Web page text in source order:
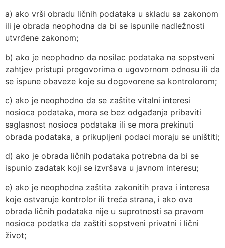
a) ako vrši obradu ličnih podataka u skladu sa zakonom
ili je obrada neophodna da bi se ispunile nadležnosti
utvrđene zakonom;
b) ako je neophodno da nosilac podataka na sopstveni
zahtjev pristupi pregovorima o ugovornom odnosu ili da
se ispune obaveze koje su dogovorene sa kontrolorom;
c) ako je neophodno da se zaštite vitalni interesi
nosioca podataka, mora se bez odgađanja pribaviti
saglasnost nosioca podataka ili se mora prekinuti
obrada podataka, a prikupljeni podaci moraju se uništiti;
d) ako je obrada ličnih podataka potrebna da bi se
ispunio zadatak koji se izvršava u javnom interesu;
e) ako je neophodna zaštita zakonitih prava i interesa
koje ostvaruje kontrolor ili treća strana, i ako ova
obrada ličnih podataka nije u suprotnosti sa pravom
nosioca podatka da zaštiti sopstveni privatni i lični
život;